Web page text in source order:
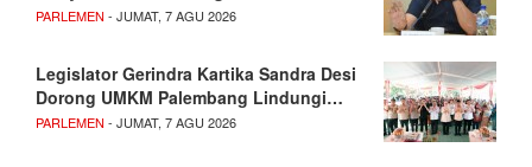
PARLEMEN - JUMAT, 7 AGU 2026
Legislator Gerindra Kartika Sandra Desi
Dorong UMKM Palembang Lindungi…
PARLEMEN - JUMAT, 7 AGU 2026